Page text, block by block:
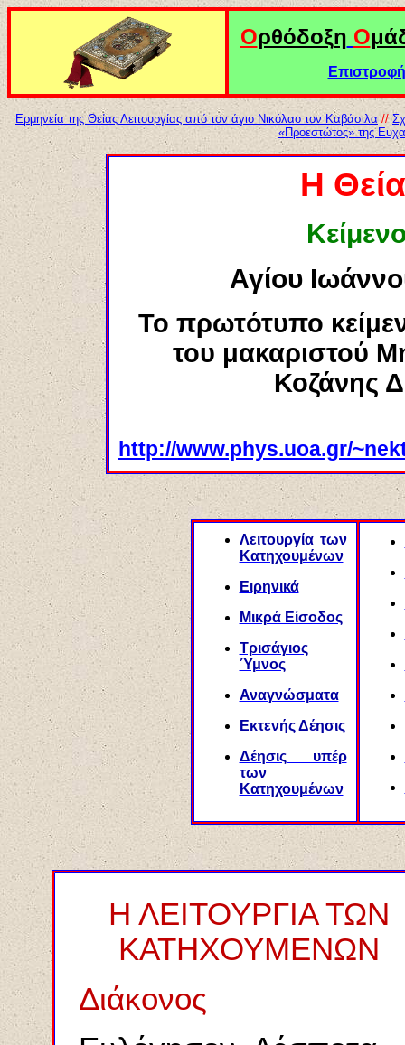
Ορθόδοξη Ο
Ερμηνεία της Θείας Λειτουργίας από τον άγιο Νικόλαο τον Καβάσιλα //
«Προεστώτος» της
Η
Αγίου
Το πρωτότυπο
του μακαριστού
Κοζάνης
http://www.phys.uoa.gr/
Λειτουργία των
Κατηχουμένων
Ειρηνικά
Μικρά Είσοδος
Τρισάγιος
Ύμνος
Αναγνώσματα
Εκτενής Δέησις
Δέησις υπέρ
των
Κατηχουμένων
Η ΛΕΙΤΟΥΡΓΙΑ ΤΩΝ
ΚΑΤΗΧΟΥΜΕΝΩΝ
Διάκονος